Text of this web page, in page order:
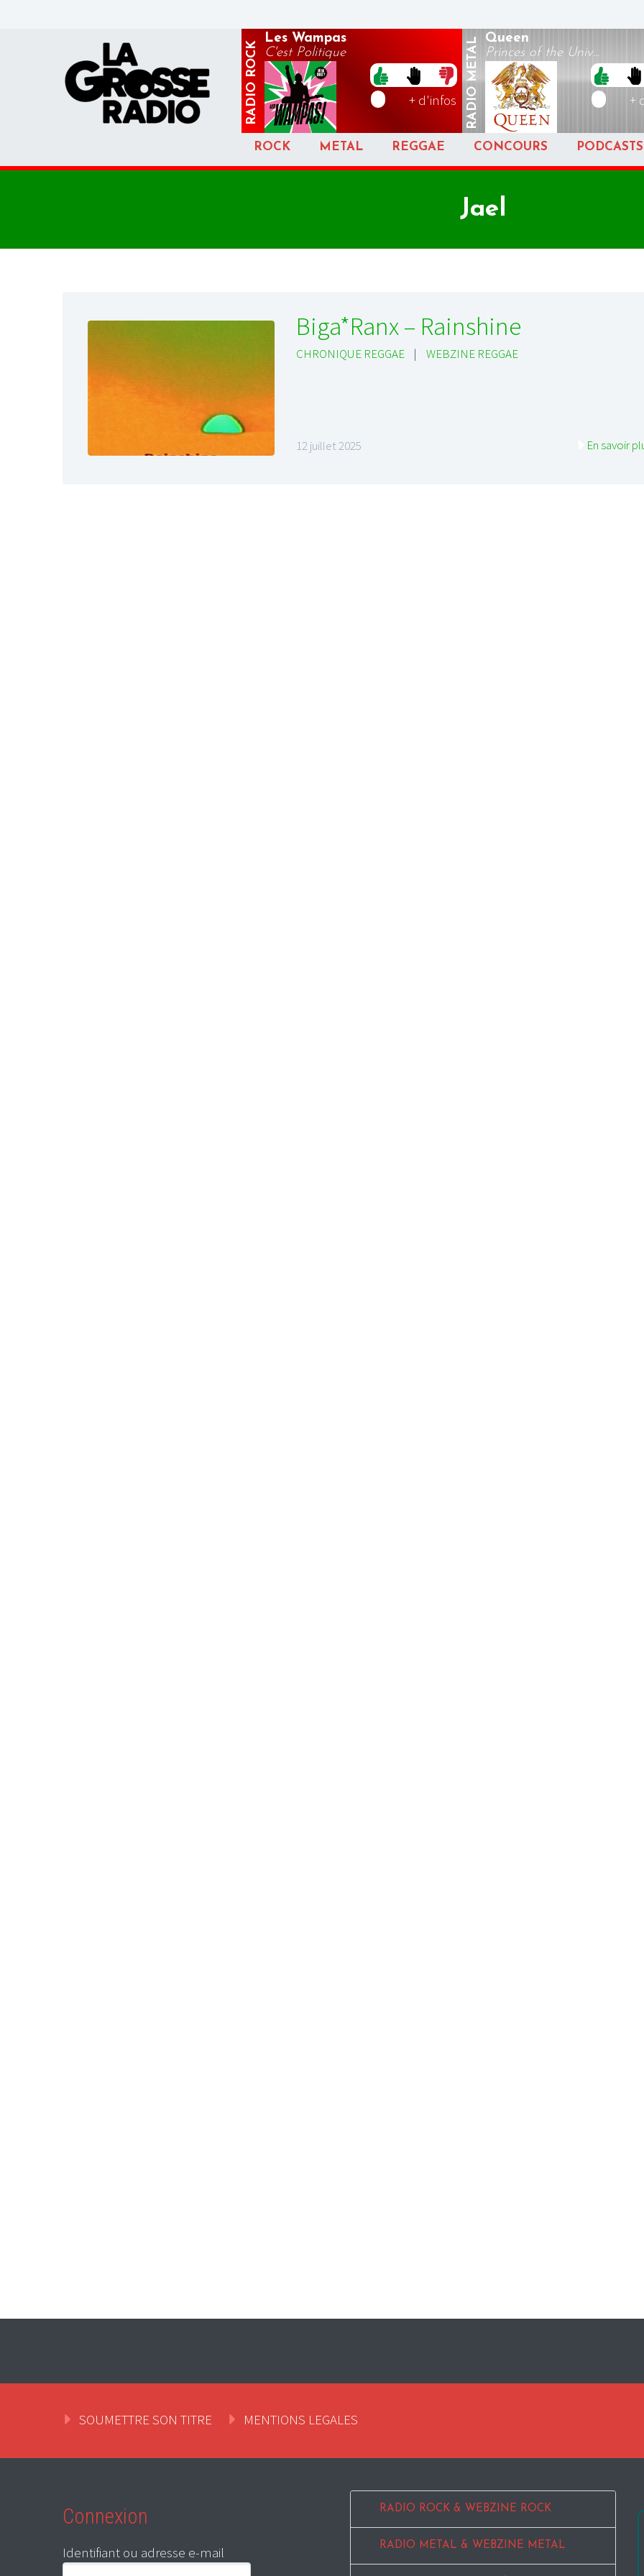
RADIO
ROCK
Les Wampas
C'est Politique
+ d'infos RADIO
METAL Queen
Princes of the Univ...
+
ROCK METAL REGGAE CONCOURS PODCASTS
Jael
Biga*Ranx – Rainshine
CHRONIQUE REGGAE | WEBZINE REGGAE
12 juillet 2025 En savoir
SOUMETTRE SON TITRE MENTIONS LEGALES
Connexion
Identifiant ou adresse e-mail
RADIO ROCK & WEBZINE ROCK
RADIO METAL & WEBZINE METAL